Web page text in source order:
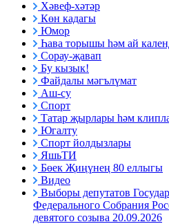
Хәвеф-хәтәр
Көн кадагы
Юмор
Һава торышы һәм ай
Сорау-җавап
Бу кызык!
Файдалы мәгълүмат
Аш-су
Спорт
Татар җырлары һәм
Югалту
Спорт йолдызлары
ЯшьТИ
Бөек Җиңүнең 80 еллыгы
Видео
Выборы депутатов
Федерального Собрания
девятого созыва 20.09.2026